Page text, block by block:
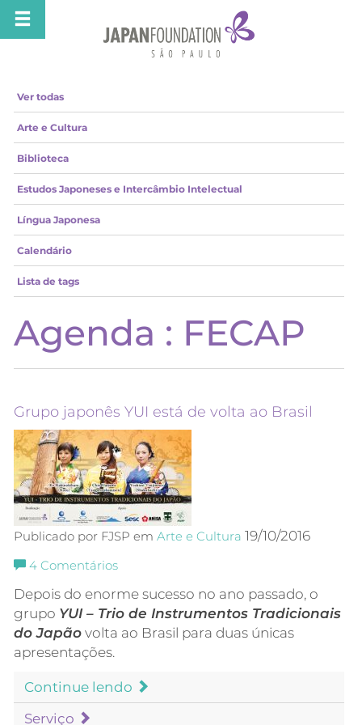
Ver todas
Arte e Cultura
Biblioteca
Estudos Japoneses e Intercâmbio Intelectual
Língua Japonesa
Calendário
Lista de tags
Agenda : FECAP
Grupo japonês YUI está de volta ao Brasil
Publicado por FJSP em Arte e Cultura 19/10/2016
4 Comentários
Depois do enorme sucesso no ano passado, o
grupo YUI – Trio de Instrumentos Tradicionais
do Japão volta ao Brasil para duas únicas
apresentações.
Continue lendo
Serviço